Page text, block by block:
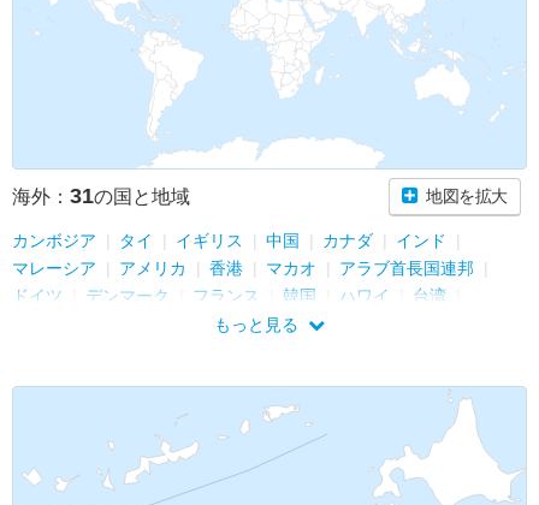
海外： 31の国と地域 地図を拡大
カンボジア タイ イギリス 中国 カナダ
インド
マレーシア
アメリカ 香港 マカオ
アラブ首長国連邦
ドイツ
デンマーク フランス 韓国 ハワイ
台湾
キューバ シンガポール
もっと見る